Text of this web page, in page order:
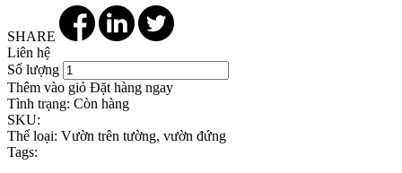
SHARE
Liên hệ
Số lượng
Thêm vào giỏ Đặt hàng ngay
Tình trạng: Còn hàng
SKU:
Thể loại: Vườn trên tường, vườn đứng
Tags: